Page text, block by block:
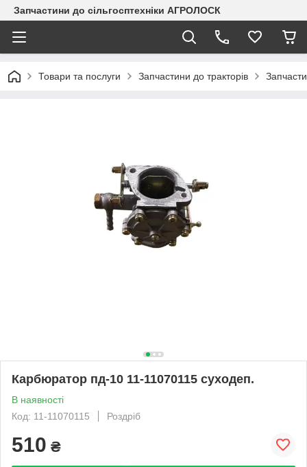
Запчастини до сільгосптехніки АГРОЛОСК
Товари та послуги Запчастини до тракторів
Карбюратор пд-10 11-11070115 суходеп.
В наявності
Код: 11-11070115
Роздріб
510 ₴